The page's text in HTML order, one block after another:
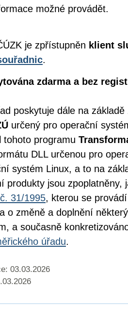
možné provádět.
je zpřístupněn klient
.
zdarma a bez
poskytuje dále na
určený pro operační
tohoto programu
DLL určenou pro
systém Linux, a to na
produkty jsou zpoplatněny,
31/1995, kterou se
o změně a doplnění
a současně
úřadu.
03.03.2026